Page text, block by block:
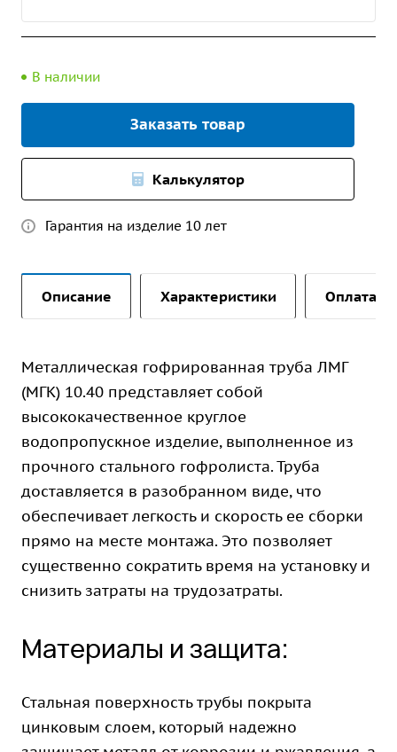
В наличии
Заказать товар
Калькулятор
Гарантия на изделие 10 лет
Описание Характеристики Оплата и
Металлическая гофрированная труба ЛМГ
(МГК) 10.40 представляет собой
высококачественное круглое
водопропускное изделие, выполненное из
прочного стального гофролиста. Труба
доставляется в разобранном виде, что
обеспечивает легкость и скорость ее сборки
прямо на месте монтажа. Это позволяет
существенно сократить время на установку и
снизить затраты на трудозатраты.
Материалы и защита:
Стальная поверхность трубы покрыта
цинковым слоем, который надежно